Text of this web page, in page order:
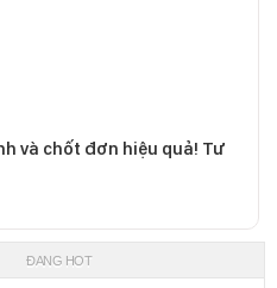
và chốt đơn hiệu quả! Tư
ĐANG HOT